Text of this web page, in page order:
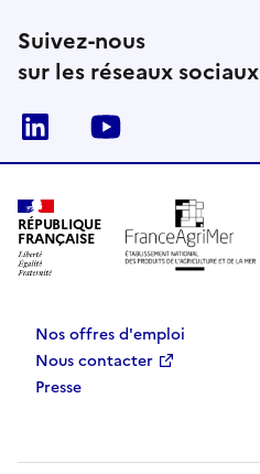
Suivez-nous
sur les réseaux sociaux
Linkedin
RÉPUBLIQUE
FRANÇAISE
Nos offres d'emploi
Nous contacter
Presse